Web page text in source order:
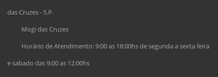
das Cruzes - S.P.
Mogi das Cruzes
Horário de Atendimento: 9:00 as 18:00hs de segunda a sexta feira
e sabado das 9:00 as 12:00hs